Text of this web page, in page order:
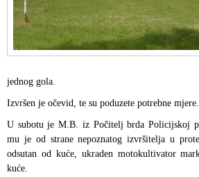
jednog gola.
Izvršen je očevid, te su poduzete potrebne mjere.
U subotu je M.B. iz Počitelj brda Policijskoj
mu je od strane nepoznatog izvršitelja u
odsutan od kuće, ukraden motokultivator
kuće.